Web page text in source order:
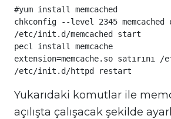
#yum install memcached
chkconfig --level 2345 memcached
/etc/init.d/memcached start
pecl install memcache
extension=memcache.so satırını
/etc/init.d/httpd restart
Yukarıdaki komutlar ile
açılışta çalışacak şekilde